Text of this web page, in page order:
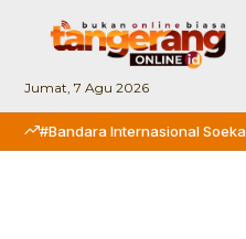
Jumat, 7 Agu 2026
#Bandara Internasional